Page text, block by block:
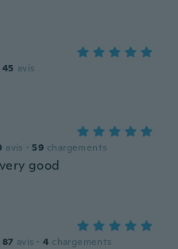
45 avis
avis · 59 chargements
good
87 avis · 4 chargements